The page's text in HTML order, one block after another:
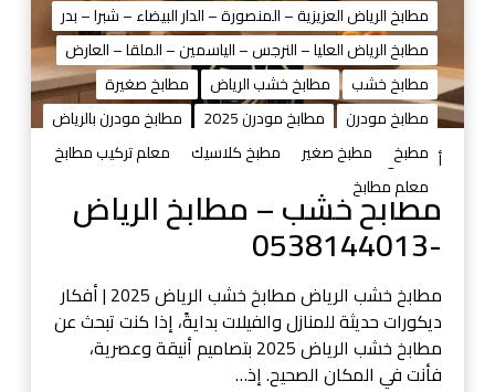
م
ط
ا
ب
مطابخ الرياض العزيزية – المنصورة – الدار البيضاء – شبرا – بدر
مطابخ الرياض العليا – النرجس – الياسمين – الملقا – العارض
مطابخ خشب
مطابخ خشب الرياض
مطابخ صغيرة
مطابخ مودرن
مطابخ مودرن 2025
مطابخ مودرن بالرياض
مطبخ
مطبخ صغير مطبخ كلاسيك
معلم تركيب مطابخ
معلم مطابخ
أغسطس 29, 2025
مطابخ خشب – مطابخ الرياض
-0538144013
مطابخ خشب الرياض مطابخ خشب الرياض 2025 | أفكار
ديكورات حديثة للمنازل والفيلات بدايةً، إذا كنت تبحث عن
مطابخ خشب الرياض 2025 بتصاميم أنيقة وعصرية،
فأنت في المكان الصحيح. إذ…